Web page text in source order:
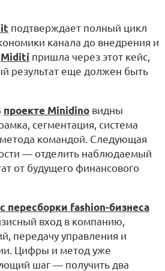
подтверждает полный цикл
канала до внедрения и
Miditi пришла через этот кейс,
результат еще должен быть
проекте Minidino видны
сегментация, система
метода командой. Следующая
— отделить наблюдаемый
от будущего финансового
пересборки fashion-бизнеса
вход в компанию,
передачу управления и
Цифры и метод уже
шаг — получить два